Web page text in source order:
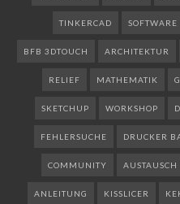
TINKERCAD SOFTWARE
BFB 3DTOUCH ARCHITEKTUR
RELIEF MATHEMATIK
SKETCHUP WORKSHOP
FEHLERSUCHE DRUCKER
COMMUNITY AUSTAUSCH
ANLEITUNG KISSLICER